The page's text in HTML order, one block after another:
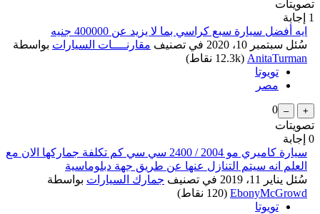
تصويتات
1 إجابة
ايه أفضل سيارة سبع كراسي بما لا يزيد عن 400000 جنيه
سُئل سبتمبر 10، 2020 في تصنيف مقارنــــات السيارات بواسطة
AnitaTurman
(
12.3k نقاط)
تويوتا
مصر
0
تصويتات
0 إجابة
سيارة كاميري مو 2004 / 2400 سي سي كم تكلفة جماركها الان مع
العلم انه سيتم التنازل عنها عن طريق جهة دبلوماسية
سُئل يناير 11، 2019 في تصنيف جمارك السيارات بواسطة
EbonyMcGrowd
(
120 نقاط)
تويوتا